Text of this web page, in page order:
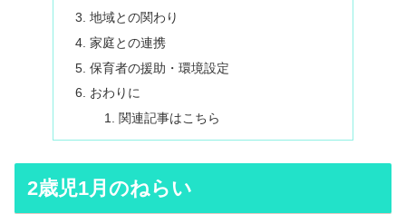
地域との関わり
家庭との連携
保育者の援助・環境設定
おわりに
関連記事はこちら
2歳児1月のねらい